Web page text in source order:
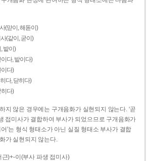
(맏이, 해돋이)
(같이, 굳이)
밭이)
다, 밭이다)
다)
다, 닫히다)
다)
지 않은 경우에는 구개음화가 실현되지 않는다. ‘곧
접미사가 결합하여 부사가 되었으므로 구개음화가
’는 형식 형태소가 아닌 실질 형태소 부사가 결합
가 실현되지 않는다.
근)+­-이(부사 파생 접미사)